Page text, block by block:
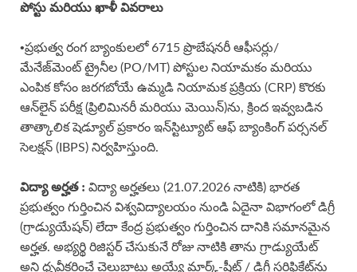
పోస్టు మరియు ఖాళీ వివరాలు
•ప్రభుత్వ రంగ బ్యాంకులలో 6715 ప్రొబేషనరీ ఆఫీసర్లు/
మేనేజ్‌మెంట్ ట్రైనీల (PO/MT) పోస్టుల నియామకం మరియు
ఎంపిక కోసం జరగబోయే ఉమ్మడి నియామక ప్రక్రియ (CRP) కొరకు
ఆన్‌లైన్ పరీక్ష (ప్రిలిమినరీ మరియు మెయిన్)ను, క్రింద ఇవ్వబడిన
తాత్కాలిక షెడ్యూల్ ప్రకారం ఇన్‌స్టిట్యూట్ ఆఫ్ బ్యాంకింగ్ పర్సనల్
సెలక్షన్ (IBPS) నిర్వహిస్తుంది.
విద్యా అర్హత : విద్యా అర్హతలు (21.07.2026 నాటికి) భారత
ప్రభుత్వం గుర్తించిన విశ్వవిద్యాలయం నుండి ఏదైనా విభాగంలో డిగ్రీ
(గ్రాడ్యుయేషన్) లేదా కేంద్ర ప్రభుత్వం గుర్తించిన దానికి సమానమైన
అర్హత. అభ్యర్థి రిజిస్టర్ చేసుకునే రోజు నాటికి తాను గ్రాడ్యుయేట్
అని ధృవీకరించే చెల్లుబాటు అయ్యే మార్క్-షీట్ / డిగ్రీ సర్టిఫికేట్‌ను